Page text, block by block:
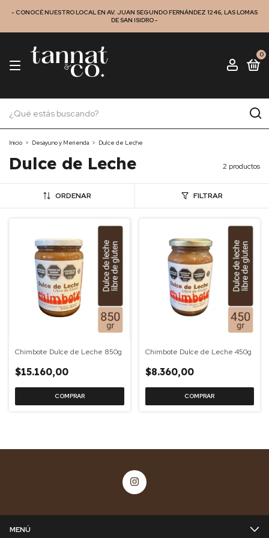
- CONOCÉ NUESTRO LOCAL EN AV. JUAN SEGUNDO FERNÁNDEZ 1246, LAS LOMAS
DE SAN ISIDRO -
0
Inicio > Desayuno y Merienda > Dulce de Leche
Dulce de Leche 2 productos
ORDENAR FILTRAR
Chimbote Dulce de Leche 850g
$15.160,00
Chimbote Dulce de Leche 450g
$8.360,00
MENÚ